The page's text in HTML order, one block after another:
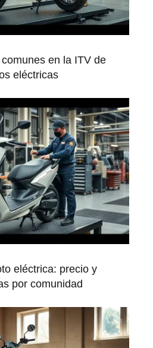
en la ITV de
eléctricas
eléctrica: precio y
por comunidad